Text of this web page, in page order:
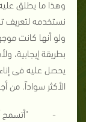
وهذا ما يطلق
نستخدمه لتعريف
ولو أنها كانت
بطريقة إيجابية،
يحصل عليه فى
الأكثر سواداً. من
- "أتسمح أن